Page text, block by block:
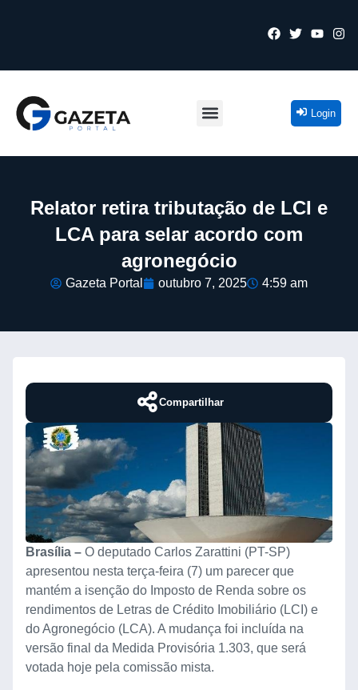
Login
Relator retira tributação de LCI e
LCA para selar acordo com
agronegócio
Gazeta Portal outubro 7, 2025 4:59 am
Compartilhar
Brasília – O deputado Carlos Zarattini (PT-SP)
apresentou nesta terça-feira (7) um parecer que
mantém a isenção do Imposto de Renda sobre os
rendimentos de Letras de Crédito Imobiliário (LCI) e
do Agronegócio (LCA). A mudança foi incluída na
versão final da Medida Provisória 1.303, que será
votada hoje pela comissão mista.